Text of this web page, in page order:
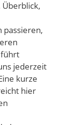
passieren,
jederzeit
kurze
hier